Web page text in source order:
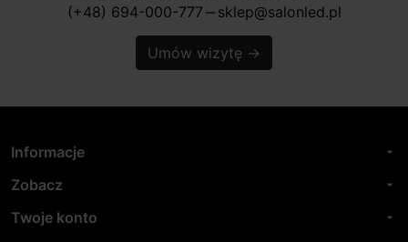
(+48) 694-000-777 horizontal_rule sklep@salonled.pl
Umów wizytę →
Informacje arrow_drop_down
Zobacz arrow_drop_down
Twoje konto arrow_drop_down